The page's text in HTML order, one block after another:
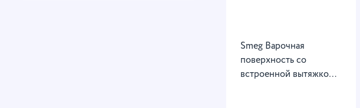
Smeg Варочная
поверхность со
встроенной вытяжкой